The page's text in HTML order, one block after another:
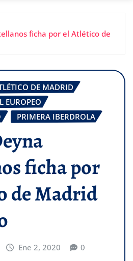
ficha por el Atlético de
DE MADRID
EUROPEO
PRIMERA IBERDROLA
ficha por
de Madrid
Ene 2, 2020 0